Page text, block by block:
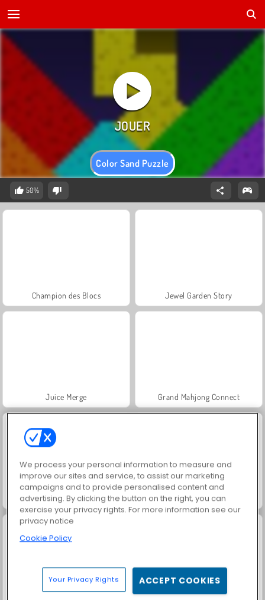
Color Sand Puzzle
50%
Champion des Blocs Jewel Garden Story
Juice Merge Grand Mahjong Connect
Scala 40 Solitaire Social
We process your personal information to measure and
improve our sites and service, to assist our marketing
campaigns and to provide personalised content and
advertising. By clicking the button on the right, you can
exercise your privacy rights. For more information see our
privacy notice
Cookie Policy
Your Privacy Rights ACCEPT COOKIES